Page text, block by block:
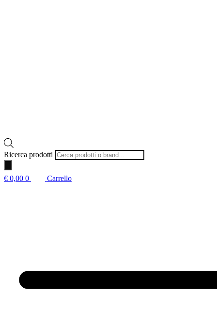
Ricerca prodotti
€ 0,00 0 Carrello